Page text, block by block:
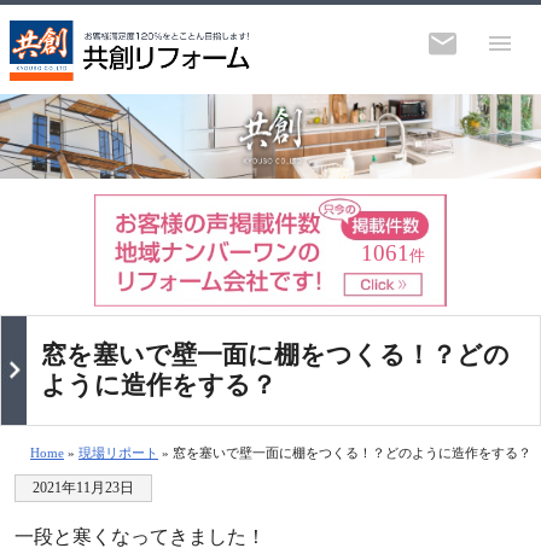
1061 件
窓を塞いで壁一面に棚をつくる！？どの
ように造作をする？
Home » 現場リポート » 窓を塞いで壁一面に棚をつくる！？どのように造作をする？
2021年11月23日
一段と寒くなってきました！